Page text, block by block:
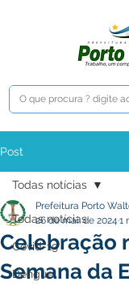
Post
Todas notícias
Covid-19
Dengue
Todas notícias
Celebração
Semana da
Prefeitura Porto
26 de mai. de 2024 1